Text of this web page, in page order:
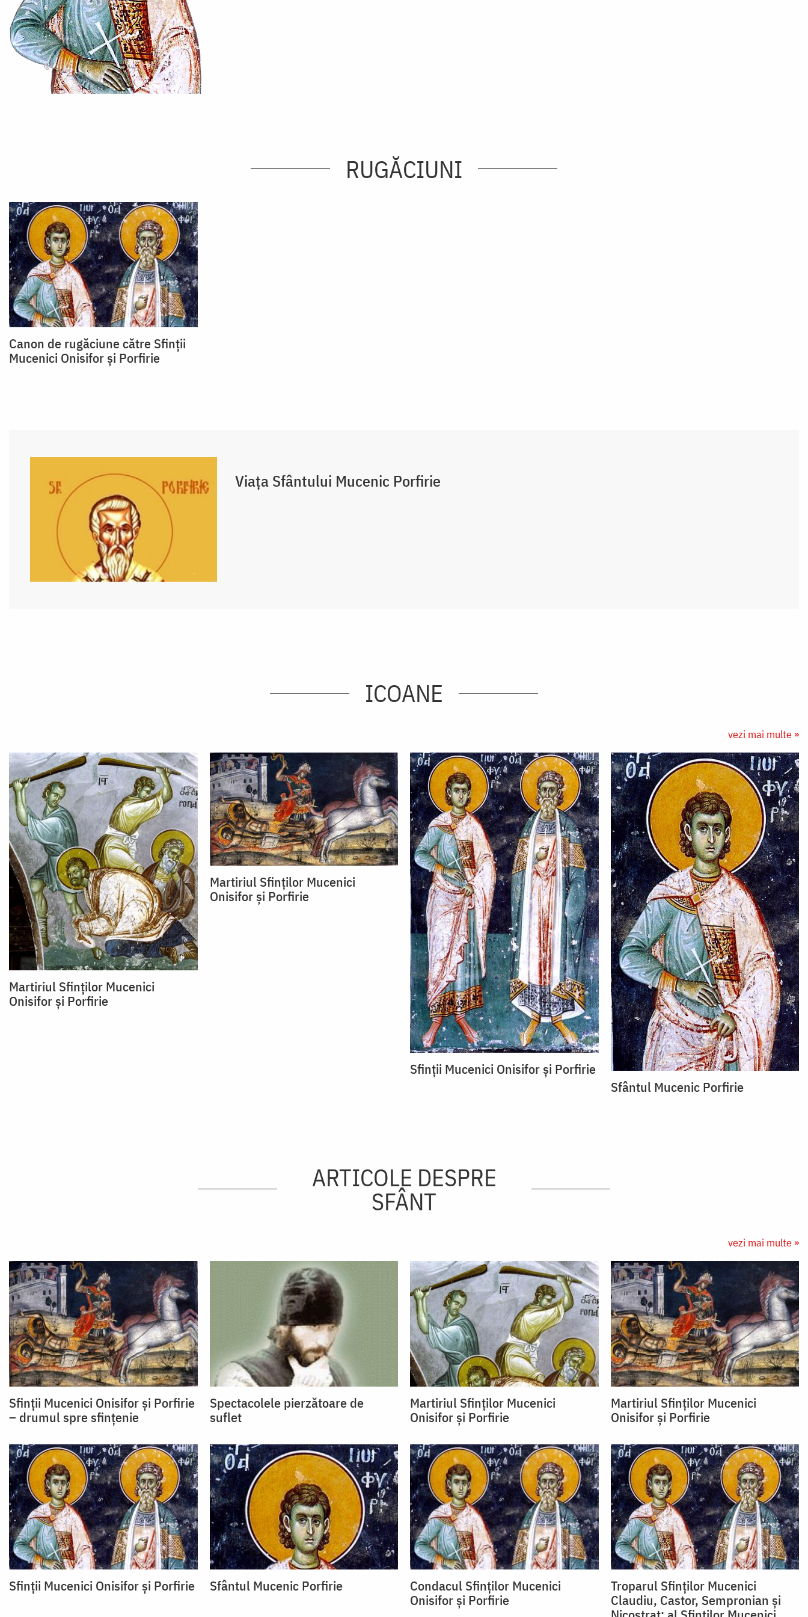
RUGĂCIUNI
Canon de rugăciune către Sfinții
Mucenici Onisifor și Porfirie
Viaţa Sfântului Mucenic Porfirie
ICOANE
vezi mai multe »
Martiriul Sfinților Mucenici
Onisifor și Porfirie
Martiriul Sfinților Mucenici
Onisifor și Porfirie
Sfinții Mucenici Onisifor și Porfirie
Sfântul Mucenic Porfirie
ARTICOLE DESPRE
SFÂNT
vezi mai multe »
Sfinții Mucenici Onisifor și Porfirie
– drumul spre sfințenie
Spectacolele pierzătoare de
suflet
Martiriul Sfinților Mucenici
Onisifor și Porfirie
Martiriul Sfinților Mucenici
Onisifor și Porfirie
Sfinții Mucenici Onisifor și Porfirie Sfântul Mucenic Porfirie
Condacul Sfinţilor Mucenici
Onisifor şi Porfirie
Troparul Sfinţilor Mucenici
Claudiu, Castor, Sempronian şi